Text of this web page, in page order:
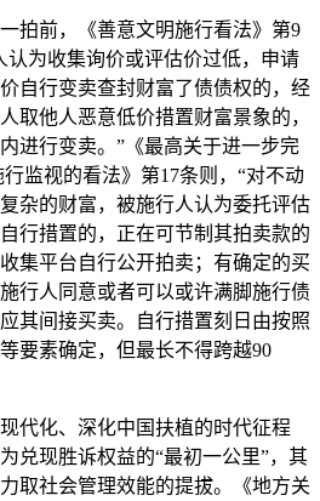
前，《善意文明施行看法》第9
认为收集询价或评估价过低，申请
自行变卖查封财富了债债权的，经
取他人恶意低价措置财富景象的，
进行变卖。”《最高关于进一步完
监视的看法》第17条则，“对不动
杂的财富，被施行人认为委托评估
行措置的，正在可节制其拍卖款的
集平台自行公开拍卖；有确定的买
行人同意或者可以或许满脚施行债
其间接买卖。自行措置刻日由按照
要素确定，但最长不得跨越90
化、深化中国扶植的时代征程
兑现胜诉权益的“最初一公里”，其
取社会管理效能的提拔。《地方关